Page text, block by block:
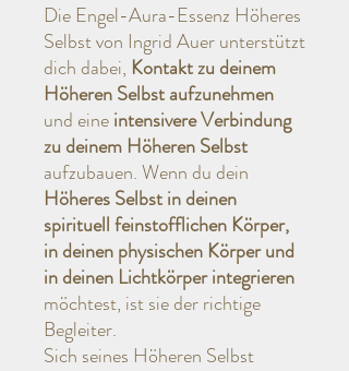
Die Engel-Aura-Essenz Höheres
Selbst von Ingrid Auer unterstützt
dich dabei, Kontakt zu deinem
Höheren Selbst aufzunehmen
und eineintensivere Verbindung
zu deinem Höheren Selbst
aufzubauen. Wenn du dein
Höheres Selbst in deinen
spirituell feinstofflichen Körper,
in deinen physischen Körper und
in deinen Lichtkörper integrieren
möchtest, ist sie der richtige
Begleiter.
Sich seines Höheren Selbst